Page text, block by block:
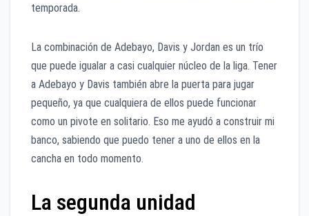
temporada.
La combinación de Adebayo, Davis y Jordan es un trío
que puede igualar a casi cualquier núcleo de la liga. Tener
a Adebayo y Davis también abre la puerta para jugar
pequeño, ya que cualquiera de ellos puede funcionar
como un pivote en solitario. Eso me ayudó a construir mi
banco, sabiendo que puedo tener a uno de ellos en la
cancha en todo momento.
La segunda unidad